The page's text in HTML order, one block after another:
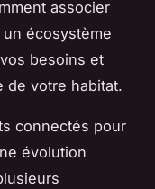
associer
écosystème
besoins et
de votre habitat.
connectés pour
évolution